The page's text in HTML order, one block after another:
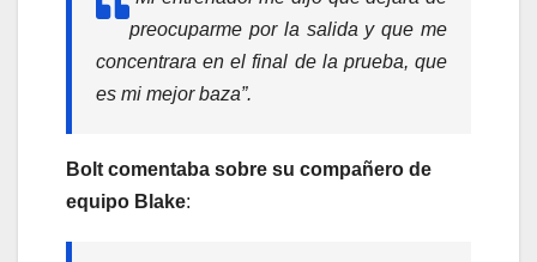
preocuparme por la salida y que me
concentrara en el final de la prueba, que
es mi mejor baza”.
Bolt comentaba sobre su compañero de
equipo Blake: